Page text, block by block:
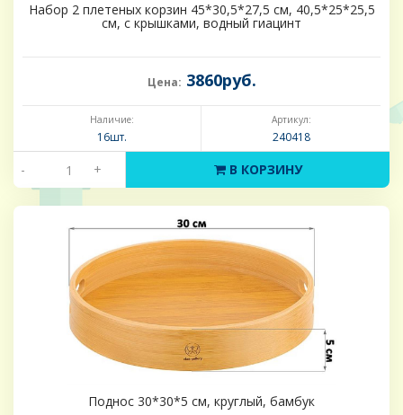
Набор 2 плетеных корзин 45*30,5*27,5 см, 40,5*25*25,5
см, с крышками, водный гиацинт
Цена: 3860руб.
Наличие:
16шт.
Артикул:
240418
- + В КОРЗИНУ
Поднос 30*30*5 см, круглый, бамбук